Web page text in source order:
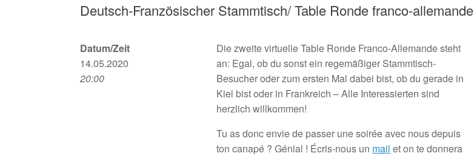
Deutsch-Französischer Stammtisch/ Table Ronde franco-allemande
Datum/Zeit
14.05.2020
20:00
Die zweite virtuelle Table Ronde Franco-Allemande steht
an: Egal, ob du sonst ein regemäßiger Stammtisch-
Besucher oder zum ersten Mal dabei bist, ob du gerade in
Kiel bist oder in Frankreich – Alle Interessierten sind
herzlich willkommen!
Tu as donc envie de passer une soirée avec nous depuis
ton canapé ? Génial ! Écris-nous un mail et on te donnera